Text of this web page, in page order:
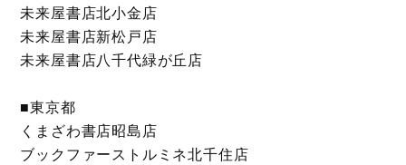
未来屋書店北小金店
未来屋書店新松戸店
未来屋書店八千代緑が丘店
■東京都
くまざわ書店昭島店
ブックファーストルミネ北千住店